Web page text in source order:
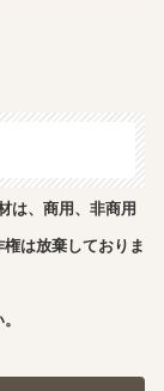
は、商用、非商用
は放棄しておりま